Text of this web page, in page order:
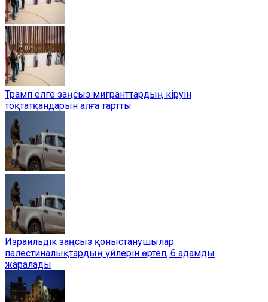
Трамп елге заңсыз мигранттардың кіруін
тоқтатқандарын алға тартты
Израильдік заңсыз қоныстанушылар
палестиналықтардың үйлерін өртеп, 6 адамды
жаралады